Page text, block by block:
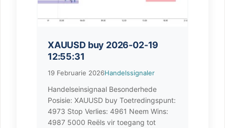
XAUUSD buy 2026-02-19
12:55:31
19 Februarie 2026Handelssignaler
Handelseinsignaal Besonderhede
Posisie: XAUUSD buy Toetredingspunt:
4973 Stop Verlies: 4961 Neem Wins:
4987 5000 Reëls vir toegang tot